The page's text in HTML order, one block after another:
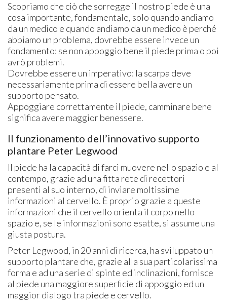
Scopriamo che ciò che sorregge il nostro piede è una
cosa importante, fondamentale, solo quando andiamo
da un medico e quando andiamo da un medico è perché
abbiamo un problema, dovrebbe essere invece un
fondamento: se non appoggio bene il piede prima o poi
avrò problemi.
Dovrebbe essere un imperativo: la scarpa deve
necessariamente prima di essere bella avere un
supporto pensato.
Appoggiare correttamente il piede, camminare bene
significa avere maggior benessere.
Il funzionamento dell’innovativo supporto
plantare Peter Legwood
Il piede ha la capacità di farci muovere nello spazio e al
contempo, grazie ad una fitta rete di recettori
presenti al suo interno, di inviare moltissime
informazioni al cervello. È proprio grazie a queste
informazioni che il cervello orienta il corpo nello
spazio e, se le informazioni sono esatte, si assume una
giusta postura.
Peter Legwood, in 20 anni di ricerca, ha sviluppato un
supporto plantare che, grazie alla sua particolarissima
forma e ad una serie di spinte ed inclinazioni, fornisce
al piede una maggiore superficie di appoggio ed un
maggior dialogo tra piede e cervello.